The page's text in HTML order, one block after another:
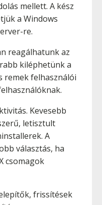
mellett. A kész
a Windows
re.
reagálhatunk az
kiléphetünk a
remek felhasználói
Kevesebb
letisztult
A
választás, ha
csomagok
frissítések